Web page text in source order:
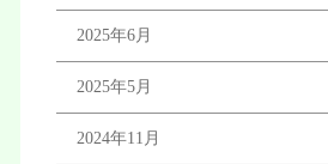
2025年6月
2025年5月
2024年11月